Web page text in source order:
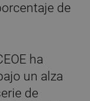
de
ha
un alza
de